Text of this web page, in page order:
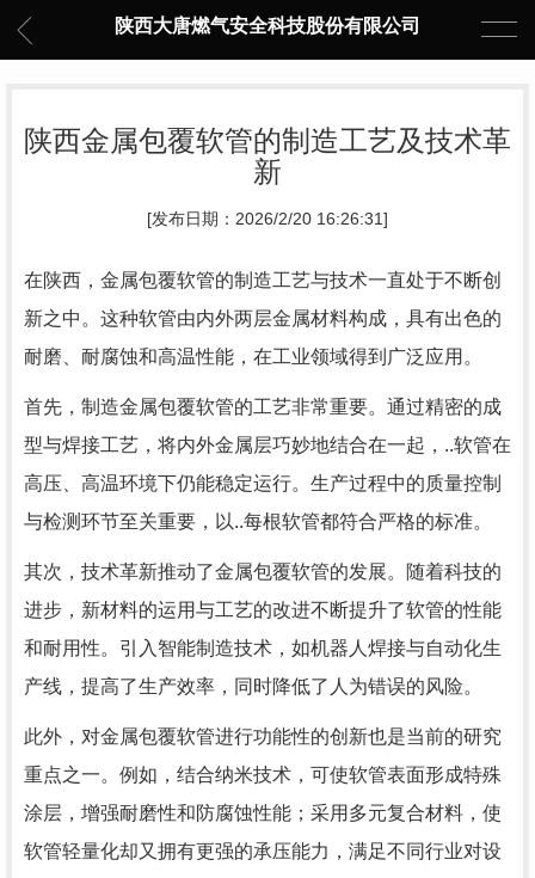
陕西大唐燃气安全科技股份有限公司
陕西金属包覆软管的制造工艺及技术革
新
[发布日期：2026/2/20 16:26:31]
在陕西，金属包覆软管的制造工艺与技术一直处于不断创
新之中。这种软管由内外两层金属材料构成，具有出色的
耐磨、耐腐蚀和高温性能，在工业领域得到广泛应用。
首先，制造金属包覆软管的工艺非常重要。通过精密的成
型与焊接工艺，将内外金属层巧妙地结合在一起，..软管在
高压、高温环境下仍能稳定运行。生产过程中的质量控制
与检测环节至关重要，以..每根软管都符合严格的标准。
其次，技术革新推动了金属包覆软管的发展。随着科技的
进步，新材料的运用与工艺的改进不断提升了软管的性能
和耐用性。引入智能制造技术，如机器人焊接与自动化生
产线，提高了生产效率，同时降低了人为错误的风险。
此外，对金属包覆软管进行功能性的创新也是当前的研究
重点之一。例如，结合纳米技术，可使软管表面形成特殊
涂层，增强耐磨性和防腐蚀性能；采用多元复合材料，使
软管轻量化却又拥有更强的承压能力，满足不同行业对设